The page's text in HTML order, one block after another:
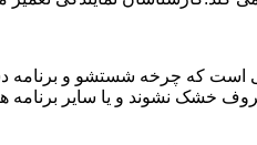
که چرخه شستشو و برنامه
نشوند و یا سایر برنامه